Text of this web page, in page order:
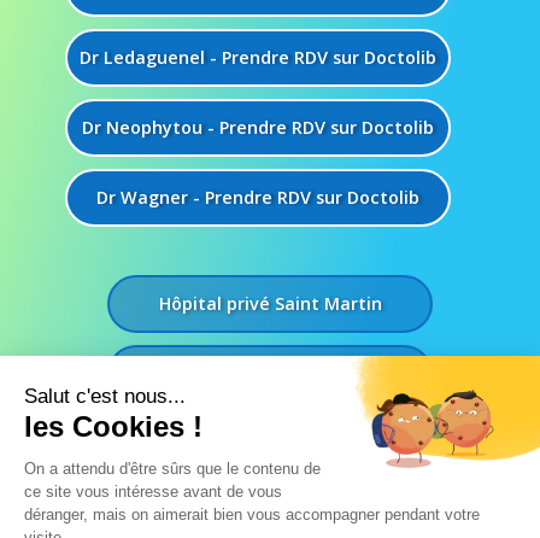
Dr Ledaguenel - Prendre RDV sur Doctolib
Dr Neophytou - Prendre RDV sur Doctolib
Dr Wagner - Prendre RDV sur Doctolib
Hôpital privé Saint Martin
Clinique Saint Augustin